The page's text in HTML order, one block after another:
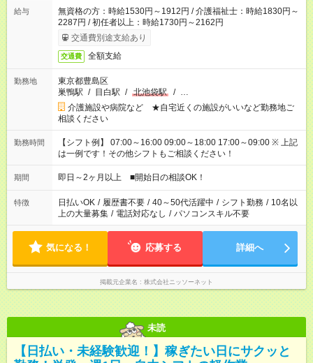
給与
無資格の方：時給1530円～1912円 / 介護福祉士：時給1830円～
2287円 / 初任者以上：時給1730円～2162円
交通費別途支給あり
交通費 全額支給
勤務地
東京都豊島区
巣鴨駅 / 目白駅 / 北池袋駅 / …
介護施設や病院など ★自宅近くの施設がいいなど勤務地ご
相談ください
勤務時間
【シフト例】 07:00～16:00 09:00～18:00 17:00～09:00 ※ 上記
は一例です！その他シフトもご相談ください！
期間 即日～2ヶ月以上 ■開始日の相談OK！
特徴 日払いOK / 履歴書不要 / 40～50代活躍中 / シフト勤務 / 10名以
上の大量募集 / 電話対応なし / パソコンスキル不要
気になる！ 応募する 詳細へ
掲載元企業名 株式会社ニッソーネット
未読
【日払い・未経験歓迎！】稼ぎたい日にサクッと